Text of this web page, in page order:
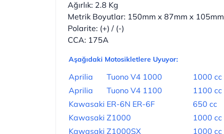
Ağırlık: 2.8 Kg
Metrik Boyutlar: 150mm x 87mm x 105mm
Polarite: (+) / (-)
CCA: 175A
Aşağıdaki Motosikletlere Uyuyor:
Aprilia Tuono V4 1000 1000 cc
Aprilia
Tuono V4 1100 1100 cc
Kawasaki ER-6N ER-6F 650 cc
Kawasaki Z1000 1000 cc
Kawasaki Z1000SX 1000 cc